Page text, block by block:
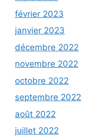
février 2023
janvier 2023
décembre 2022
novembre 2022
octobre 2022
septembre 2022
août 2022
juillet 2022